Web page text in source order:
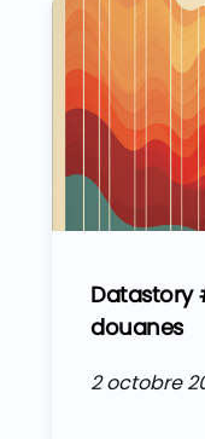
Datastory
douanes
2 octobre